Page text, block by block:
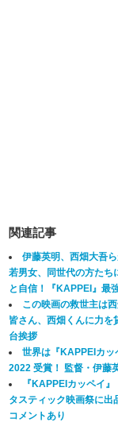
関連記事
伊藤英明、西畑大吾
若男女、同世代の方たち
と自信！『KAPPEI』最
この映画の救世主は
皆さん、西畑くんに力
台挨拶
世界は『KAPPEIカッ
2022 受賞！ 監督・伊藤
『KAPPEIカッペイ
タスティック映画祭に出
コメントあり